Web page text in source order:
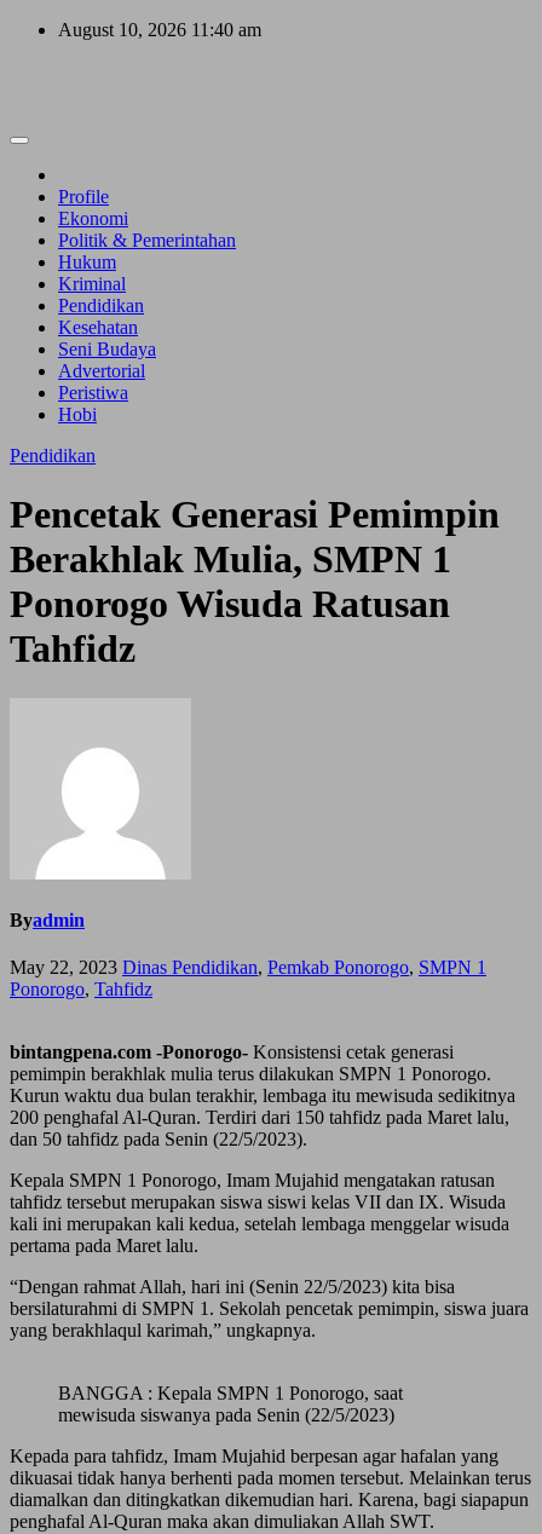
Skip
August 10, 2026 11:40 am
Profile
Ekonomi
Politik & Pemerintahan
Hukum
Kriminal
Pendidikan
Kesehatan
Seni Budaya
Advertorial
Peristiwa
Hobi
Pendidikan
Pencetak Generasi Pemimpin
Berakhlak Mulia, SMPN 1
Ponorogo Wisuda Ratusan
Tahfidz
Byadmin
May 22, 2023 Dinas Pendidikan, Pemkab Ponorogo, SMPN 1
Ponorogo, Tahfidz
bintangpena.com -Ponorogo- Konsistensi cetak generasi
pemimpin berakhlak mulia terus dilakukan SMPN 1 Ponorogo.
Kurun waktu dua bulan terakhir, lembaga itu mewisuda sedikitnya
200 penghafal Al-Quran. Terdiri dari 150 tahfidz pada Maret lalu,
dan 50 tahfidz pada Senin (22/5/2023).
Kepala SMPN 1 Ponorogo, Imam Mujahid mengatakan ratusan
tahfidz tersebut merupakan siswa siswi kelas VII dan IX. Wisuda
kali ini merupakan kali kedua, setelah lembaga menggelar wisuda
pertama pada Maret lalu.
“Dengan rahmat Allah, hari ini (Senin 22/5/2023) kita bisa
bersilaturahmi di SMPN 1. Sekolah pencetak pemimpin, siswa juara
yang berakhlaqul karimah,” ungkapnya.
BANGGA : Kepala SMPN 1 Ponorogo, saat
mewisuda siswanya pada Senin (22/5/2023)
Kepada para tahfidz, Imam Mujahid berpesan agar hafalan yang
dikuasai tidak hanya berhenti pada momen tersebut. Melainkan terus
diamalkan dan ditingkatkan dikemudian hari. Karena, bagi siapapun
penghafal Al-Quran maka akan dimuliakan Allah SWT.